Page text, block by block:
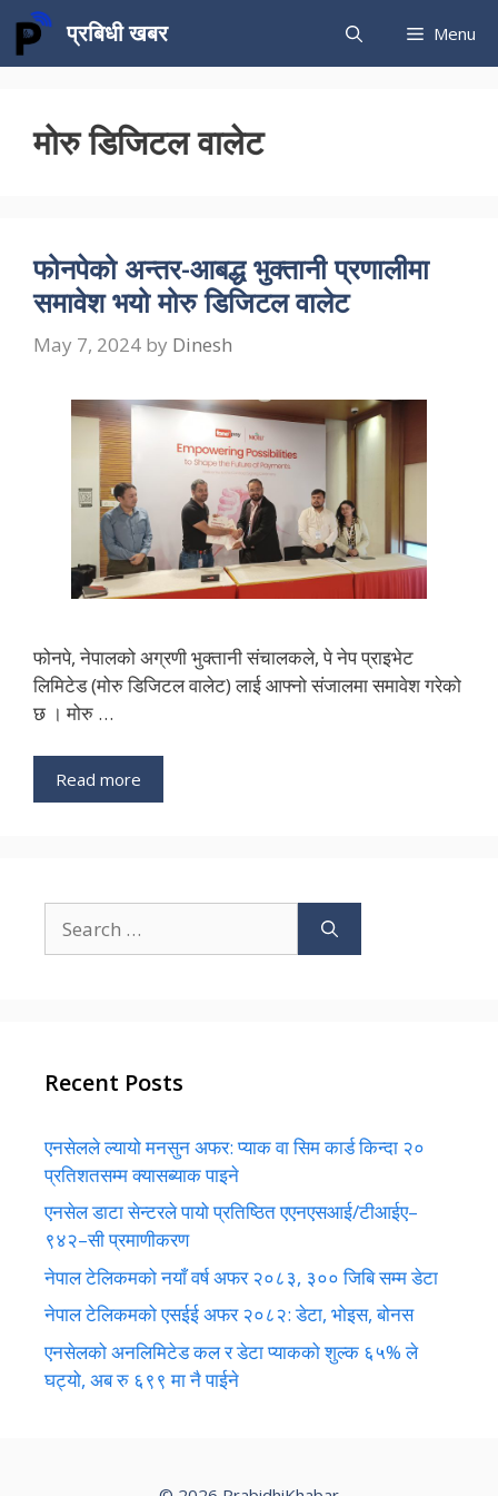
Skip
content
प्रबिधी खबर Menu
मोरु डिजिटल वालेट
फोनपेको अन्तर-आबद्ध भुक्तानी प्रणालीमा
समावेश भयो मोरु डिजिटल वालेट
May 7, 2024 by Dinesh
फोनपे, नेपालको अग्रणी भुक्तानी संचालकले, पे नेप प्राइभेट
लिमिटेड (मोरु डिजिटल वालेट) लाई आफ्नो संजालमा समावेश गरेको
छ । मोरु …
Read more
for:
Recent Posts
एनसेलले ल्यायो मनसुन अफर: प्याक वा सिम कार्ड किन्दा २०
प्रतिशतसम्म क्यासब्याक पाइने
एनसेल डाटा सेन्टरले पायो प्रतिष्ठित एएनएसआई/टीआईए–
९४२–सी प्रमाणीकरण
नेपाल टेलिकमको नयाँ वर्ष अफर २०८३, ३०० जिबि सम्म डेटा
नेपाल टेलिकमको एसईई अफर २०८२: डेटा, भोइस, बोनस
एनसेलको अनलिमिटेड कल र डेटा प्याकको शुल्क ६५% ले
घट्यो, अब रु ६९९ मा नै पाईने